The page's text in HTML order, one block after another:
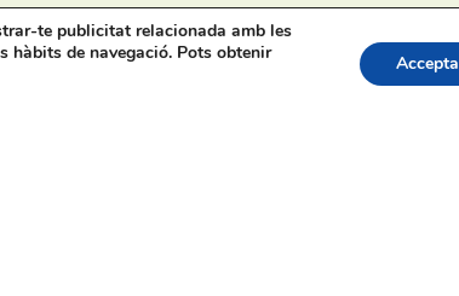
te publicitat relacionada amb les
hàbits de navegació. Pots obtenir
Accepta